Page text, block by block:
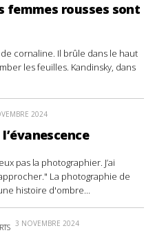
femmes rousses sont
de cornaline. Il brûle dans le haut
les feuilles. Kandinsky, dans
2024
pas la photographier. J’ai
La photographie de
histoire d'ombre...
3 NOVEMBRE 2024